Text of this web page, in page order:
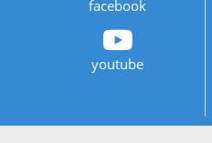
facebook
youtube